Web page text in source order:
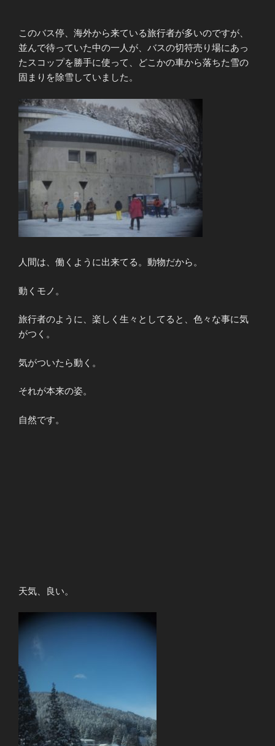
このバス停、海外から来ている旅行者が多いのですが、
並んで待っていた中の一人が、バスの切符売り場にあっ
たスコップを勝手に使って、どこかの車から落ちた雪の
固まりを除雪していました。
人間は、働くように出来てる。動物だから。
動くモノ。
旅行者のように、楽しく生々としてると、色々な事に気
がつく。
気がついたら動く。
それが本来の姿。
自然です。
天気、良い。